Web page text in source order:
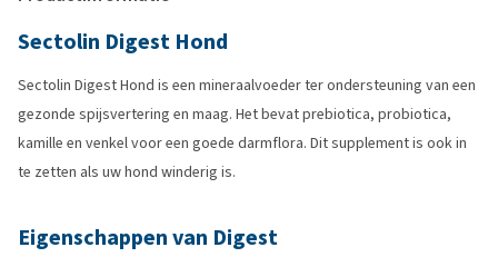
Sectolin Digest Hond
Sectolin Digest Hond is een mineraalvoeder ter ondersteuning van een
gezonde spijsvertering en maag. Het bevat prebiotica, probiotica,
kamille en venkel voor een goede darmflora. Dit supplement is ook in
te zetten als uw hond winderig is.
Eigenschappen van Digest